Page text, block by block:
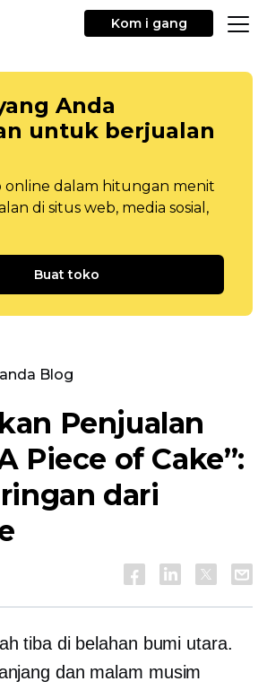
Kom i gang
Anda
untuk berjualan
online dalam hitungan menit
di situs web, media sosial,
Buat toko
Blog
Penjualan
Piece of Cake”:
dari
tiba di belahan bumi utara.
dan malam musim